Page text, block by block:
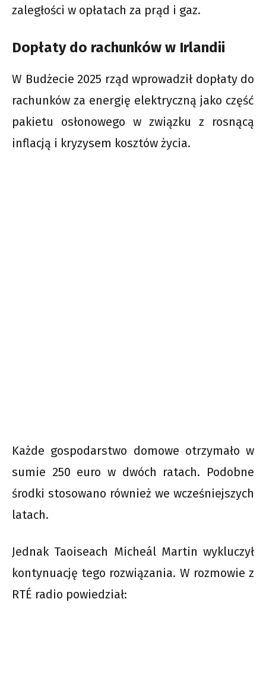
zaległości w opłatach za prąd i gaz.
Dopłaty do rachunków w Irlandii
W Budżecie 2025 rząd wprowadził dopłaty do
rachunków za energię elektryczną jako część
pakietu osłonowego w związku z rosnącą
inflacją i kryzysem kosztów życia.
Każde gospodarstwo domowe otrzymało w
sumie 250 euro w dwóch ratach. Podobne
środki stosowano również we wcześniejszych
latach.
Jednak Taoiseach Micheál Martin wykluczył
kontynuację tego rozwiązania. W rozmowie z
RTÉ radio powiedział: